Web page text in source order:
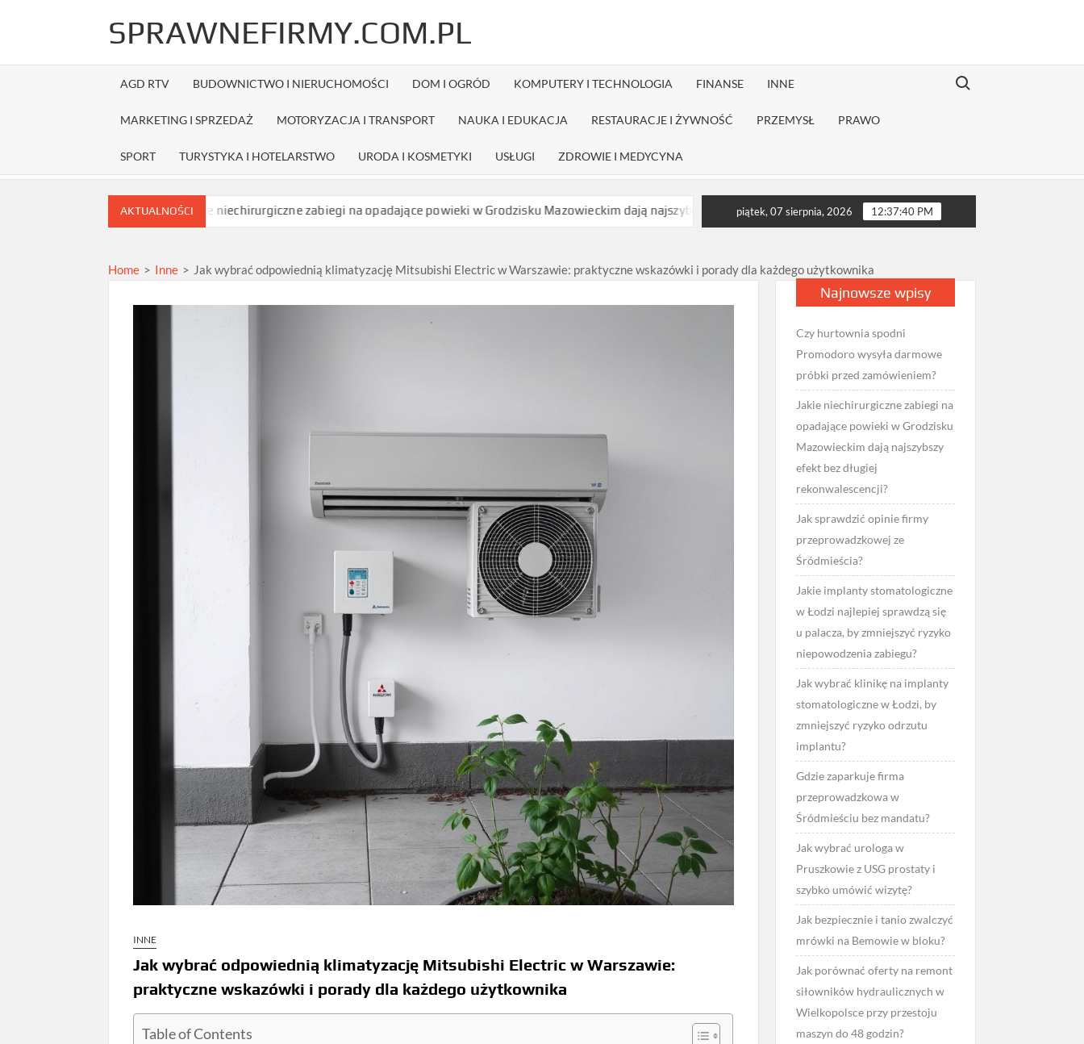
SPRAWNEFIRMY.COM.PL
AGD RTV BUDOWNICTWO I NIERUCHOMOŚCI DOM I OGRÓD KOMPUTERY I TECHNOLOGIA FINANSE INNE
MARKETING I SPRZEDAŻ MOTORYZACJA I TRANSPORT NAUKA I EDUKACJA RESTAURACJE I ŻYWNOŚĆ PRZEMYSŁ PRAWO
SPORT TURYSTYKA I HOTELARSTWO URODA I KOSMETYKI USŁUGI ZDROWIE I MEDYCYNA
Search for:
AKTUALNOŚCI
Jakie niechirurgiczne zabiegi na opadające powieki w Grodzisku Mazowieckim dają najszybszy efekt bez długiej rekonwalescencji? Jak sprawdzić opinie firmy
piątek, 07 sierpnia, 2026 12:37:41 PM
Home > Inne > Jak wybrać odpowiednią klimatyzację Mitsubishi Electric w Warszawie: praktyczne wskazówki i porady dla każdego użytkownika
INNE
Jak wybrać odpowiednią klimatyzację Mitsubishi Electric w Warszawie:
praktyczne wskazówki i porady dla każdego użytkownika
Table of Contents
Najnowsze wpisy
Czy hurtownia spodni
Promodoro wysyła darmowe
próbki przed zamówieniem?
Jakie niechirurgiczne zabiegi na
opadające powieki w Grodzisku
Mazowieckim dają najszybszy
efekt bez długiej
rekonwalescencji?
Jak sprawdzić opinie firmy
przeprowadzkowej ze
Śródmieścia?
Jakie implanty stomatologiczne
w Łodzi najlepiej sprawdzą się
u palacza, by zmniejszyć ryzyko
niepowodzenia zabiegu?
Jak wybrać klinikę na implanty
stomatologiczne w Łodzi, by
zmniejszyć ryzyko odrzutu
implantu?
Gdzie zaparkuje firma
przeprowadzkowa w
Śródmieściu bez mandatu?
Jak wybrać urologa w
Pruszkowie z USG prostaty i
szybko umówić wizytę?
Jak bezpiecznie i tanio zwalczyć
mrówki na Bemowie w bloku?
Jak porównać oferty na remont
siłowników hydraulicznych w
Wielkopolsce przy przestoju
maszyn do 48 godzin?